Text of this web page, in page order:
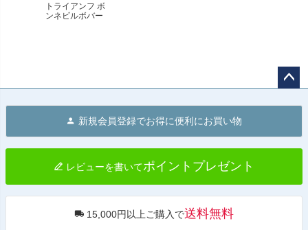
トライアンフ ボ
ンネビルボバー
へ
新規会員登録でお得に便利にお買い物
レビューを書いてポイントプレゼント
15,000円以上ご購入で送料無料